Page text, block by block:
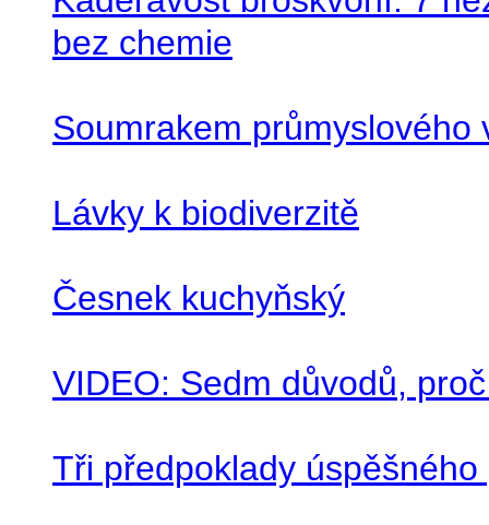
bez chemie
Soumrakem
Lávky k biodiverzitě
Česnek kuchyňský
VIDEO: Sedm důvodů,
Tři předpoklady